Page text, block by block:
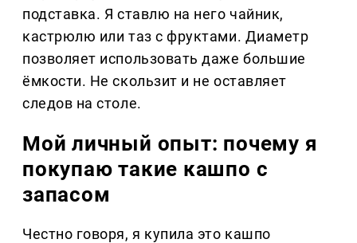
подставка. Я ставлю на него чайник,
кастрюлю или таз с фруктами. Диаметр
позволяет использовать даже большие
ёмкости. Не скользит и не оставляет
следов на столе.
Мой личный опыт: почему я
покупаю такие кашпо с
запасом
Честно говоря, я купила это кашпо